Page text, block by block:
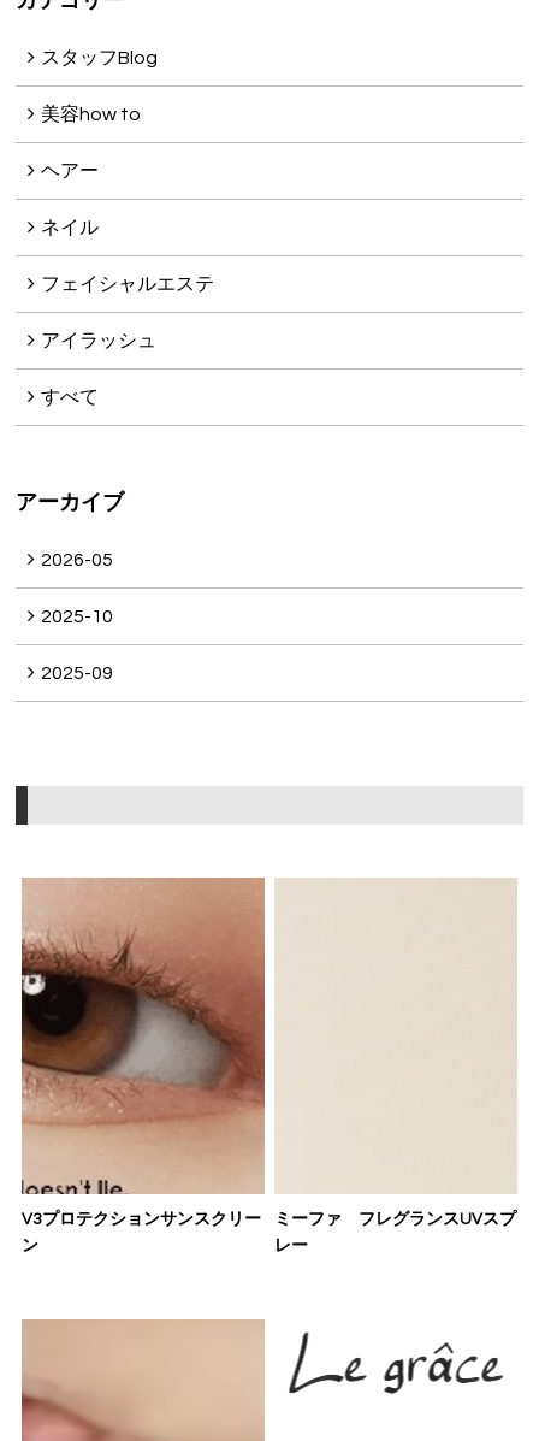
スタッフBlog
美容how to
ヘアー
ネイル
フェイシャルエステ
アイラッシュ
すべて
アーカイブ
2026-05
2025-10
2025-09
V3プロテクションサンスクリー
ン
ミーファ フレグランスUVスプ
レー